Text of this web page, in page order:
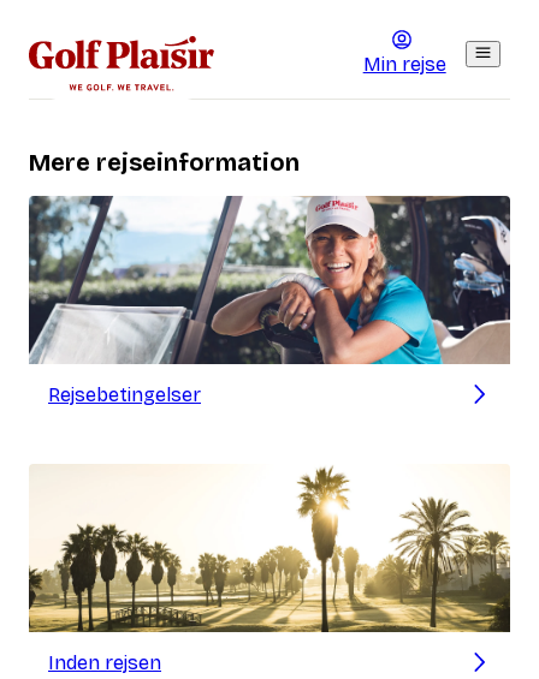
Min rejse
Mere rejseinformation
Rejsebetingelser
Inden rejsen